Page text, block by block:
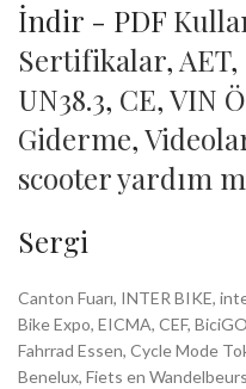
İndir - PDF
Sertifikalar, AET,
UN38.3, CE,VIN
Giderme,
scooter yardım
Sergi
Canton Fuarı, INTER BIKE,
Bike Expo, EICMA, CEF,
Fahrrad Essen, Cycle Mode
Benelux, Fiets en